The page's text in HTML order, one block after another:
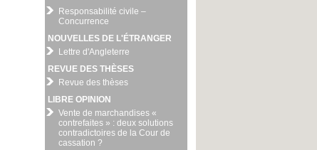
Responsabilité civile –
Concurrence
NOUVELLES DE L'ÉTRANGER
Lettre d'Angleterre
REVUE DES THÈSES
Revue des thèses
LIBRE OPINION
Vente de marchandises «
contrefaites » : deux solutions
contradictoires de la Cour de
cassation ?